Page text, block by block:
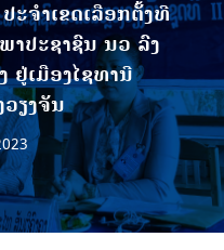
ະຈຳເຂດເລືອກຕັ້ງທີ
າປະຊາຊົນ ນວ ລົງ
ຢູ່ເມືອງໄຊທານີ
ຽງຈັນ